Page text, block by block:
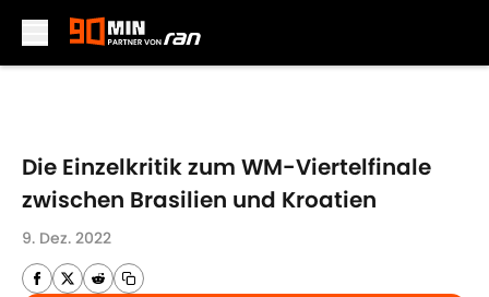
Die Einzelkritik zum WM-Viertelfinale
zwischen Brasilien und Kroatien
9. Dez. 2022